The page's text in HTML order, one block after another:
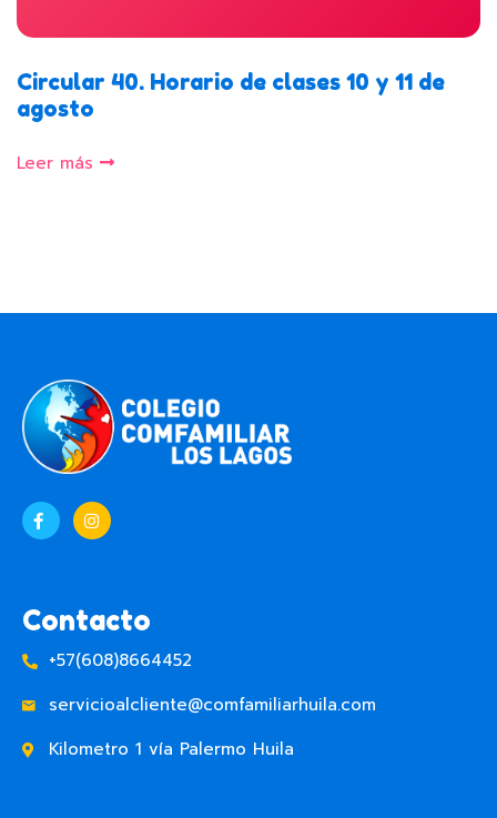
Circular 40. Horario de clases 10 y 11 de
agosto
Leer más
Contacto
+57(608)8664452
servicioalcliente@comfamiliarhuila.com
Kilometro 1 vía Palermo Huila